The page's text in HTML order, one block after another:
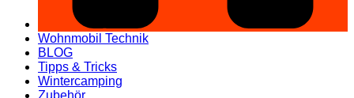
Wohnmobil Technik
BLOG
Tipps & Tricks
Wintercamping